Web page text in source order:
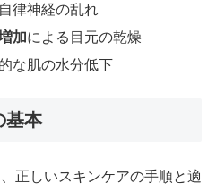
律神経の乱れ
加による目元の乾燥
な肌の水分低下
基本
正しいスキンケアの手順と適